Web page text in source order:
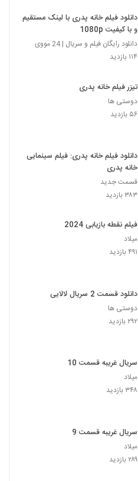
دانلود فیلم خانه پدری با لینک مستقیم
و با کیفیت 1080p
دانلود رایگان فیلم و سریال | 24 مووی
۱۱۴ بازدید
تیزر فیلم خانه پدری
دوستی ها
۵۶ بازدید
دانلود فیلم خانه پدری: فیلم سینمایی
خانه پدری
قسمت جدید
۳۸۳ بازدید
فیلم نقطه بازیابی 2024
میلاد
۴۹۱ بازدید
دانلود قسمت 2 سریال لالایی
دوستی ها
۲۹۲ بازدید
سریال غریبه قسمت 10
میلاد
۳۴۸ بازدید
سریال غریبه قسمت 9
میلاد
۲۸۹ بازدید